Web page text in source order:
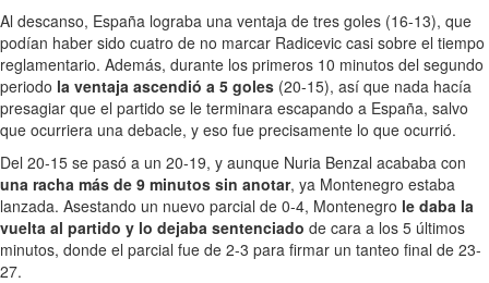
Al descanso, España lograba una ventaja de tres goles (16-13), que
podían haber sido cuatro de no marcar Radicevic casi sobre el tiempo
reglamentario. Además, durante los primeros 10 minutos del segundo
periodo la ventaja ascendió a 5 goles (20-15), así que nada hacía
presagiar que el partido se le terminara escapando a España, salvo
que ocurriera una debacle, y eso fue precisamente lo que ocurrió.
Del 20-15 se pasó a un 20-19, y aunque Nuria Benzal acababa con
una racha más de 9 minutos sin anotar, ya Montenegro estaba
lanzada. Asestando un nuevo parcial de 0-4, Montenegro le daba la
vuelta al partido y lo dejaba sentenciado de cara a los 5 últimos
minutos, donde el parcial fue de 2-3 para firmar un tanteo final de 23-
27.